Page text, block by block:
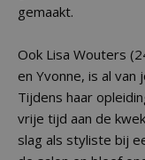
gemaakt.
Ook Lisa Wouters
en Yvonne, is al
Tijdens haar
vrije tijd aan de
slag als styliste bij